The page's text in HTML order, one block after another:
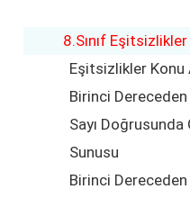
8.Sınıf
Eşitsizlikler Konu
Birinci
Sayı
Sunusu
Birinci